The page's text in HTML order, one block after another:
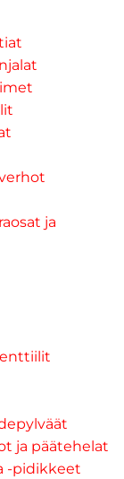
ja
ja päätehelat
-pidikkeet